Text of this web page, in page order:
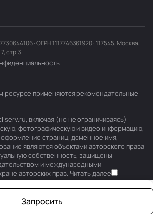
Запросить
7730644106· ОГРН 1117746361920 · 117545, Москва,
стр.3
ресурсе применяются рекомендательные
включая (но не ограничиваясь)
фотографическую и видео информацию,
оформление страниц, доменное имя,
являются объектами авторского права
собственность, защищены
и международными
авторских прав. Читать далее